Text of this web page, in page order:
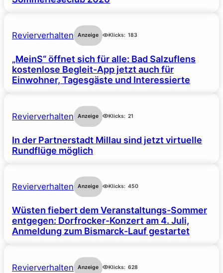
Revierverhalten Anzeige Klicks: 183
„MeinS“ öffnet sich für alle: Bad Salzuflens
kostenlose Begleit-App jetzt auch für
Einwohner, Tagesgäste und Interessierte
Revierverhalten Anzeige Klicks: 21
In der Partnerstadt Millau sind jetzt virtuelle
Rundflüge möglich
Revierverhalten Anzeige Klicks: 450
Wüsten fiebert dem Veranstaltungs-Sommer
entgegen: Dorfrocker-Konzert am 4. Juli,
Anmeldung zum Bismarck-Lauf gestartet
Revierverhalten Anzeige Klicks: 628